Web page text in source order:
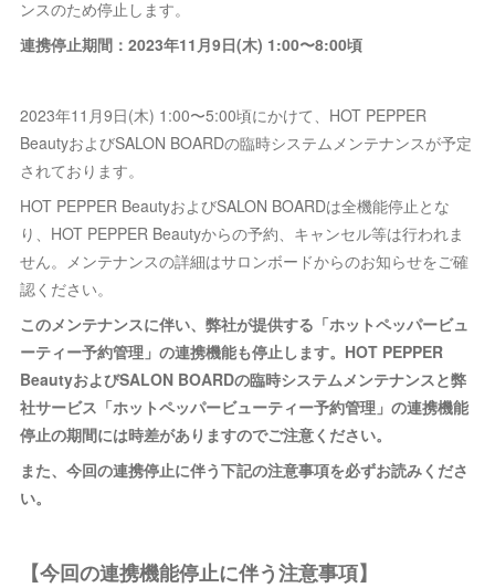
ンスのため停止します。
連携停止期間：2023年11月9日(木) 1:00〜8:00頃
2023年11月9日(木) 1:00〜5:00頃にかけて、HOT PEPPER
BeautyおよびSALON BOARDの臨時システムメンテナンスが予定
されております。
HOT PEPPER BeautyおよびSALON BOARDは全機能停止とな
り、HOT PEPPER Beautyからの予約、キャンセル等は行われま
せん。メンテナンスの詳細はサロンボードからのお知らせをご確
認ください。
このメンテナンスに伴い、弊社が提供する「ホットペッパービュ
ーティー予約管理」の連携機能も停止します。HOT PEPPER
BeautyおよびSALON BOARDの臨時システムメンテナンスと弊
社サービス「ホットペッパービューティー予約管理」の連携機能
停止の期間には時差がありますのでご注意ください。
また、今回の連携停止に伴う下記の注意事項を必ずお読みくださ
い。
【今回の連携機能停止に伴う注意事項】